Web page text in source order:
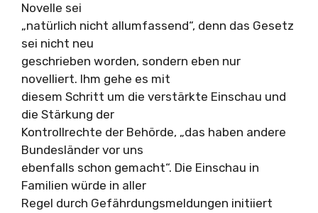
Novelle sei
„natürlich nicht allumfassend“, denn das Gesetz
sei nicht neu
geschrieben worden, sondern eben nur
novelliert. Ihm gehe es mit
diesem Schritt um die verstärkte Einschau und
die Stärkung der
Kontrollrechte der Behörde, „das haben andere
Bundesländer vor uns
ebenfalls schon gemacht“. Die Einschau in
Familien würde in aller
Regel durch Gefährdungsmeldungen initiiert